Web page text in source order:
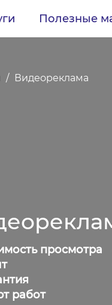
Видеореклама
Полезные
просмотра
работ